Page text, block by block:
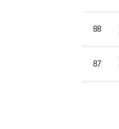
88
87